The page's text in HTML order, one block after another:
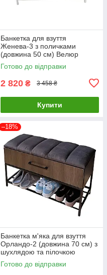
Банкетка для взуття
Женева-3 з поличками
(довжина 50 см) Велюр
бірюзовий 2-0-9003
Готово до відправки
2 820 ₴ 3 458 ₴
Купити
–18%
Банкетка м'яка для взуття
Орландо-2 (довжина 70 см) з
шухлядою та пілочкою
Велюр сіро-коричневий/
риголітто темний 5-1-9005
Готово до відправки